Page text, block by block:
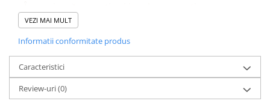
• Perfect pentru scenarii de pompieri și salvare
Caracteristici
• Megafon cu sunete
• Special creat pentru jocuri de rol pompieri
• Design ergonomic, ușor de manevrat
Detalii tehnice
VEZI MAI MULT
Informatii conformitate produs
Caracteristici
Review-uri(0)